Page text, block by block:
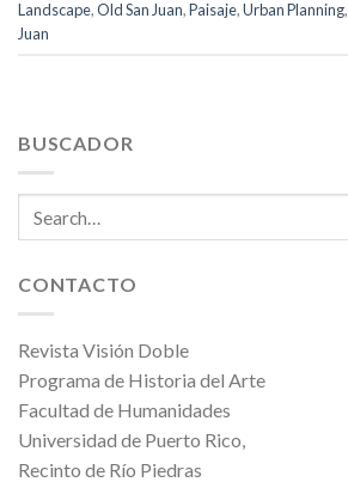
Landscape,Old San Juan,Paisaje,Urban Planning,
Juan
BUSCADOR
CONTACTO
Revista Visión Doble
Programa de Historia del Arte
Facultad de Humanidades
Universidad de Puerto Rico,
Recinto de Río Piedras